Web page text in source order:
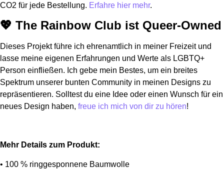
CO2 für jede Bestellung. Erfahre hier mehr.
💖 The Rainbow Club ist Queer-Owned
Dieses Projekt führe ich ehrenamtlich in meiner Freizeit und
lasse meine eigenen Erfahrungen und Werte als LGBTQ+
Person einfließen. Ich gebe mein Bestes, um ein breites
Spektrum unserer bunten Community in meinen Designs zu
repräsentieren. Solltest du eine Idee oder einen Wunsch für ein
neues Design haben, freue ich mich von dir zu hören!
Mehr Details zum Produkt:
• 100 % ringgesponnene Baumwolle